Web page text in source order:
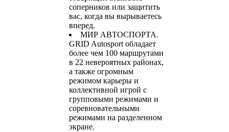
соперников или защитить
вас, когда вы вырываетесь
вперед.
МИР АВТОСПОРТА.
GRID Autosport обладает
более чем 100 маршрутами
в 22 невероятных районах,
а также огромным
режимом карьеры и
коллективной игрой с
групповыми режимами и
соревновательными
режимами на разделенном
экране.